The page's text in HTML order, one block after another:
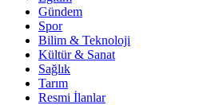
Gündem
Spor
Bilim & Teknoloji
Kültür & Sanat
Sağlık
Tarım
Resmi İlanlar